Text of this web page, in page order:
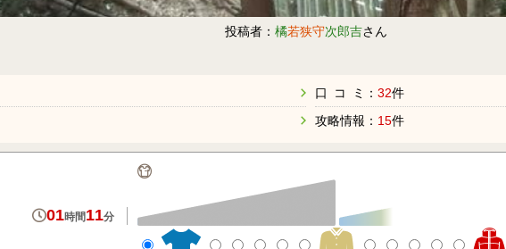
投稿者： 橘若狭守次郎吉さん
口 コ ミ： 32件
攻略情報： 15件
01時間11分